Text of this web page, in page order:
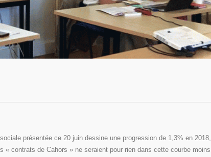
présentée ce 20 juin dessine une progression de 1,3% en 2018,
contrats de Cahors » ne seraient pour rien dans cette courbe moins